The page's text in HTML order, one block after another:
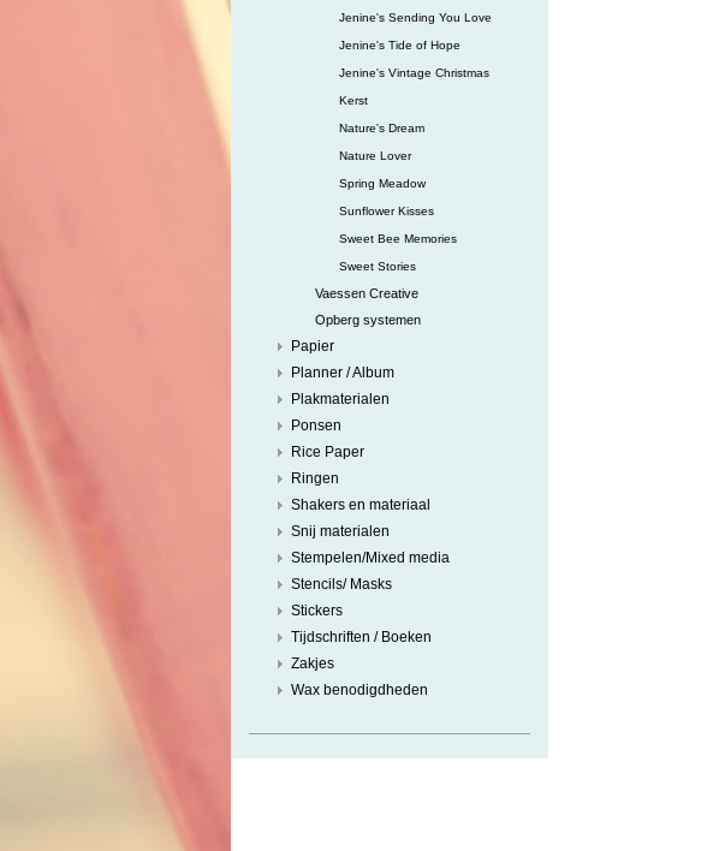
Jenine's Sending You Love
Jenine's Tide of Hope
Jenine's Vintage Christmas
Kerst
Nature's Dream
Nature Lover
Spring Meadow
Sunflower Kisses
Sweet Bee Memories
Sweet Stories
Vaessen Creative
Opberg systemen
Papier
Planner / Album
Plakmaterialen
Ponsen
Rice Paper
Ringen
Shakers en materiaal
Snij materialen
Stempelen/Mixed media
Stencils/ Masks
Stickers
Tijdschriften / Boeken
Zakjes
Wax benodigdheden